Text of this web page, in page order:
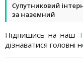
Супутниковий
за наземний
Підпишись на наш
дізнаватися головні